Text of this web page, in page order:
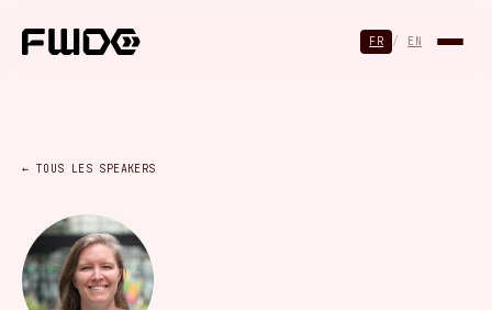
FR / EN
← TOUS LES SPEAKERS